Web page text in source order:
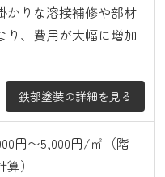
かりな溶接補修や部材
り、費用が大幅に増加
鉄部塗装の詳細を見る
円〜5,000円/㎡（階
）